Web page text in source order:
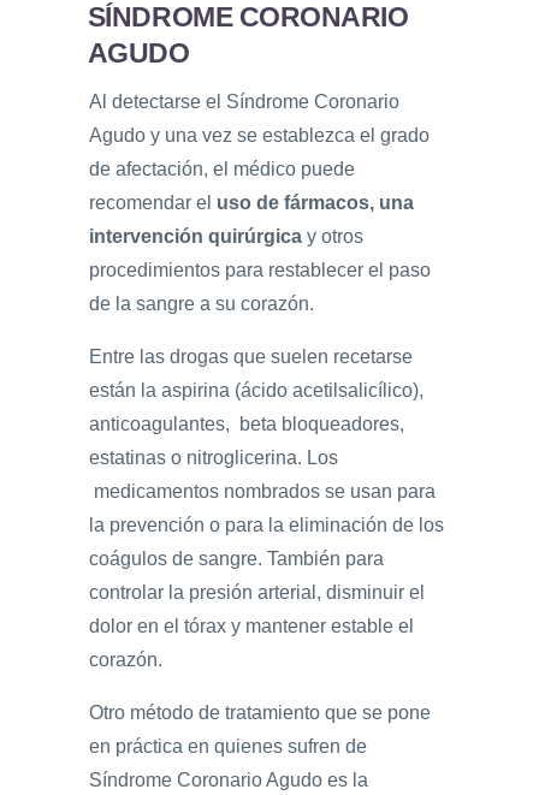
SÍNDROME CORONARIO
AGUDO
Al detectarse el Síndrome Coronario
Agudo y una vez se establezca el grado
de afectación, el médico puede
recomendar el uso de fármacos, una
intervención quirúrgica y otros
procedimientos para restablecer el paso
de la sangre a su corazón.
Entre las drogas que suelen recetarse
están la aspirina (ácido acetilsalicílico),
anticoagulantes, beta bloqueadores,
estatinas o nitroglicerina. Los
medicamentos nombrados se usan para
la prevención o para la eliminación de los
coágulos de sangre. También para
controlar la presión arterial, disminuir el
dolor en el tórax y mantener estable el
corazón.
Otro método de tratamiento que se pone
en práctica en quienes sufren de
Síndrome Coronario Agudo es la